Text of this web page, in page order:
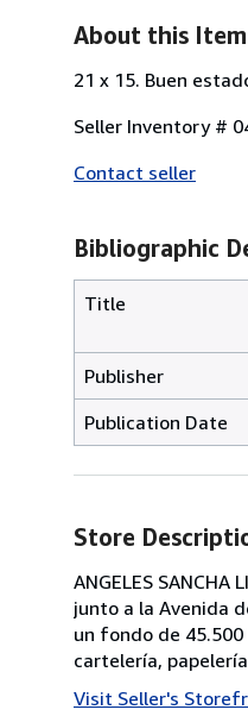
About this Item
21 x 15. Buen
Seller Inventory #
Contact seller
Bibliographic
Title
Publisher
Publication Date
Store
ANGELES
junto a la Avenida
un fondo de
cartelería,
Visit Seller's